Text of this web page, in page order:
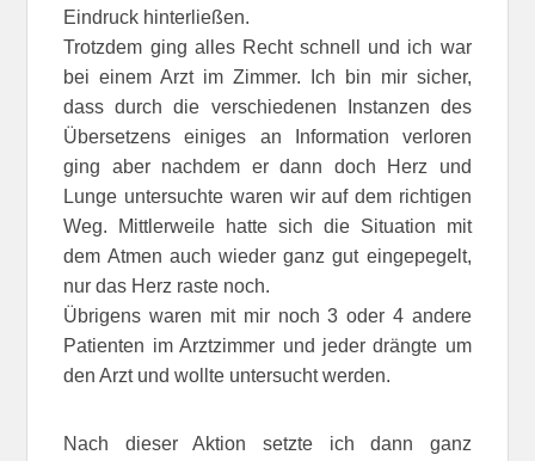
Eindruck hinterließen.
Trotzdem ging alles Recht schnell und ich war
bei einem Arzt im Zimmer. Ich bin mir sicher,
dass durch die verschiedenen Instanzen des
Übersetzens einiges an Information verloren
ging aber nachdem er dann doch Herz und
Lunge untersuchte waren wir auf dem richtigen
Weg. Mittlerweile hatte sich die Situation mit
dem Atmen auch wieder ganz gut eingepegelt,
nur das Herz raste noch.
Übrigens waren mit mir noch 3 oder 4 andere
Patienten im Arztzimmer und jeder drängte um
den Arzt und wollte untersucht werden.
Nach dieser Aktion setzte ich dann ganz